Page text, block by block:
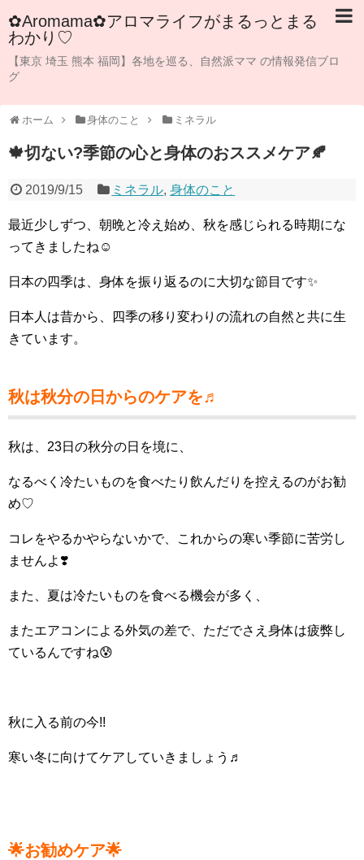
✿Aromama✿アロマライフがまるっとまる
わかり♡
【東京 埼玉 熊本 福岡】各地を巡る、自然派ママ の情報発信ブロ
グ
ホーム 身体のこと ミネラル
🍁切ない?季節の心と身体のおススメケア🍂
2019/9/15 ミネラル,身体のこと
最近少しずつ、朝晩と冷え始め、秋を感じられる時期にな
ってきましたね☺️
日本の四季は、身体を振り返るのに大切な節目です✨
日本人は昔から、四季の移り変わりの流れの自然と共に生
きています。
秋は秋分の日からのケアを♬
秋は、23日の秋分の日を境に、
なるべく冷たいものを食べたり飲んだりを控えるのがお勧
め♡
コレをやるかやらないかで、これからの寒い季節に苦労し
ませんよ❣️
また、夏は冷たいものを食べる機会が多く、
またエアコンによる外気の差で、ただでさえ身体は疲弊し
ているんですね😰
秋に入る前の今!!
寒い冬に向けてケアしていきましょう♬
🌟お勧めケア🌟